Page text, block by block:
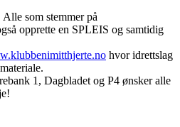
Alle som stemmer på
opprette en SPLEIS og samtidig
hvor idrettslag
1, Dagbladet og P4 ønsker alle